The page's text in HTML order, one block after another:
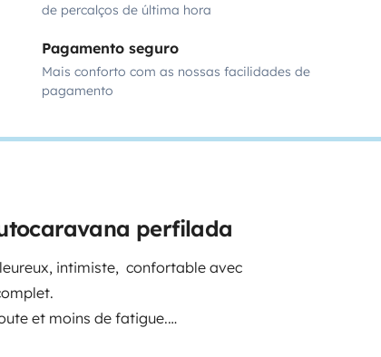
de percalços de última hora
Pagamento seguro
Mais conforto com as nossas facilidades de
pagamento
perfilada
intimiste, confortable avec
et moins de fatigue.
avec le prêt de jeux de plein air,